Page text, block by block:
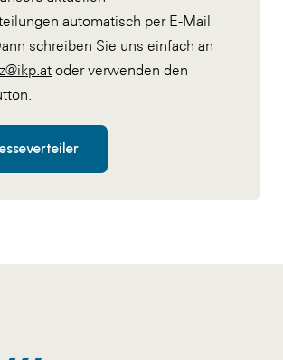
automatisch per E-Mail
schreiben Sie uns einfach an
oder verwenden den